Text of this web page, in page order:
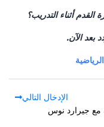
القدم أثناء التدريب؟
بعد الآن.
الإدخال التالي
مع جيرارد نوس